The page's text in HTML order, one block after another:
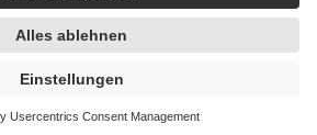
wurden unter Zuhilfenahme künstlicher